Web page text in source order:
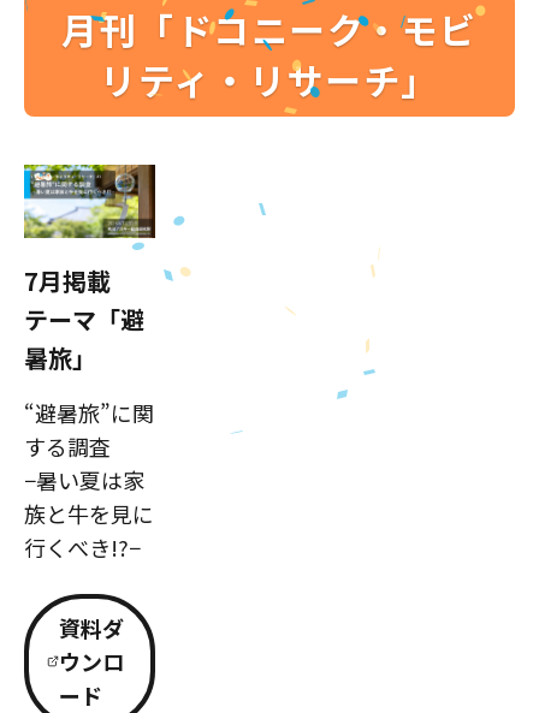
月刊「ドコニーク・モビ
リティ・リサーチ」
7月掲載
テーマ「避
暑旅」
“避暑旅”に関
する調査
−暑い夏は家
族と牛を見に
行くべき!?−
資料ダ
ウンロ
ード